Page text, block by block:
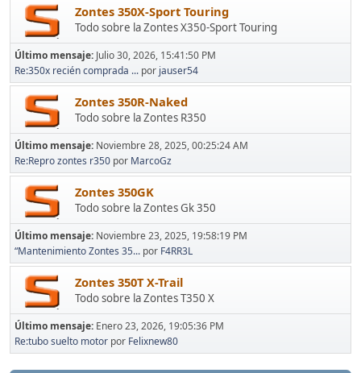
Zontes 350X-Sport Touring
Todo sobre la Zontes X350-Sport Touring
Último mensaje: Julio 30, 2026, 15:41:50 PM
Re:350x recién comprada ... por jauser54
Zontes 350R-Naked
Todo sobre la Zontes R350
Último mensaje: Noviembre 28, 2025, 00:25:24 AM
Re:Repro zontes r350 por MarcoGz
Zontes 350GK
Todo sobre la Zontes Gk 350
Último mensaje: Noviembre 23, 2025, 19:58:19 PM
“Mantenimiento Zontes 35... por F4RR3L
Zontes 350T X-Trail
Todo sobre la Zontes T350 X
Último mensaje: Enero 23, 2026, 19:05:36 PM
Re:tubo suelto motor por Felixnew80